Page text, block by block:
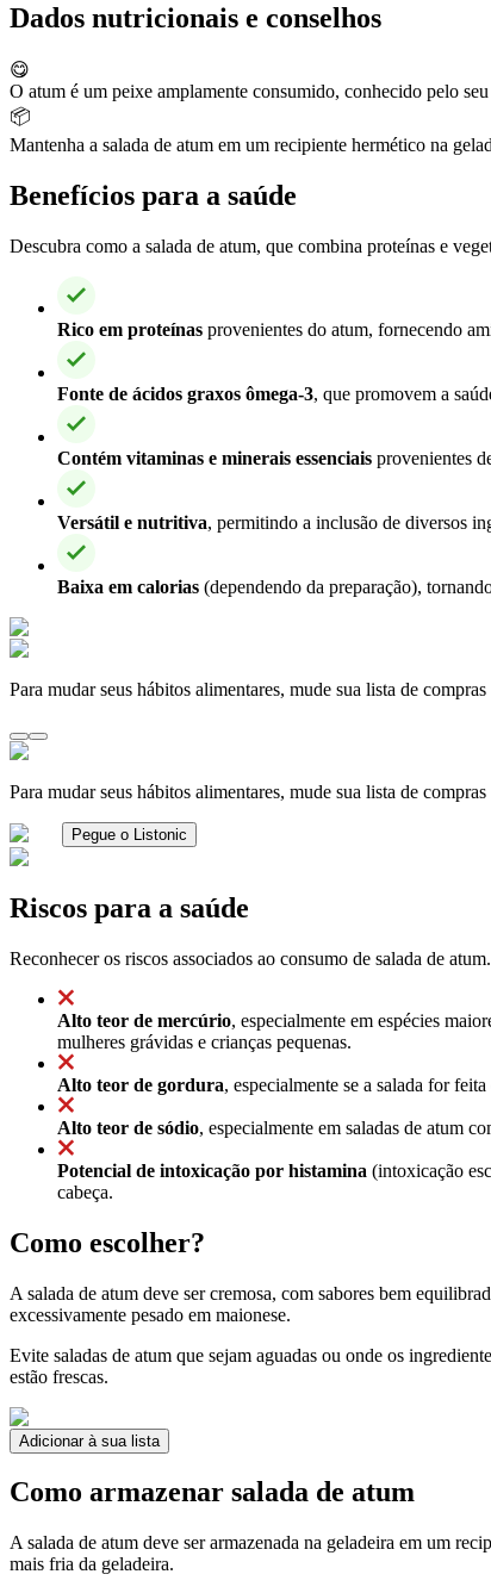
Dados nutricionais e conselhos
😋
O atum é um peixe amplamente consumido, conhecido pelo
📦
Mantenha a salada de atum em um recipiente hermético na
Benefícios para a saúde
Descubra como a salada de atum, que combina proteínas e
Rico em proteínas provenientes do atum, fornecendo
Fonte de ácidos graxos ômega-3, que promovem a
Contém vitaminas e minerais essenciais provenientes
Versátil e nutritiva, permitindo a inclusão de diversos
Baixa em calorias (dependendo da preparação),
Para mudar seus hábitos alimentares, mude sua lista de compras
Para mudar seus hábitos alimentares, mude sua lista de compras
Pegue o Listonic
Riscos para a saúde
Reconhecer os riscos associados ao consumo de salada de atum.
Alto teor de mercúrio, especialmente em espécies
mulheres grávidas e crianças pequenas.
Alto teor de gordura, especialmente se a salada for
Alto teor de sódio, especialmente em saladas de atum
Potencial de intoxicação por histamina (intoxicação
cabeça.
Como escolher?
A salada de atum deve ser cremosa, com sabores bem
excessivamente pesado em maionese.
Evite saladas de atum que sejam aguadas ou onde os
estão frescas.
Adicionar à sua lista
Como armazenar salada de atum
A salada de atum deve ser armazenada na geladeira em um
mais fria da geladeira.